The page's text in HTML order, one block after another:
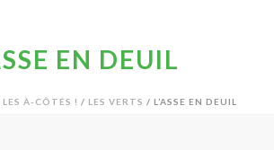
EN DEUIL
LES À-CÔTÉS ! / LES VERTS / L’ASSE EN DEUIL